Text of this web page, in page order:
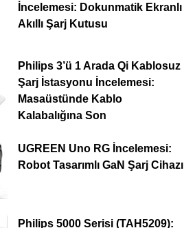
İncelemesi: Dokunmatik Ekranlı
Akıllı Şarj Kutusu
Philips 3’ü 1 Arada Qi Kablosuz
Şarj İstasyonu İncelemesi:
Masaüstünde Kablo
Kalabalığına Son
UGREEN Uno RG İncelemesi:
Robot Tasarımlı GaN Şarj Cihazı
Philips 5000 Serisi (TAH5209):